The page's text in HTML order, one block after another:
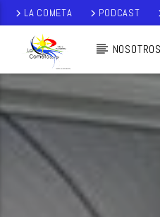
LA COMETA PODCAST
NOSOTROS
AUDIO EN VI
VO
LA COMETA,
SEÑALES A CIELO
ABIERTO